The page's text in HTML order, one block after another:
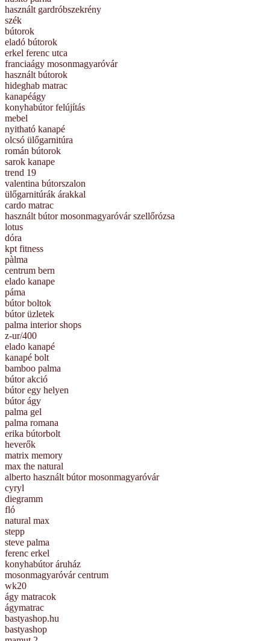
használt gardróbszekrény
szék
bútorok
eladó bútorok
erkel ferenc utca
franciaágy mosonmagyaróvár
használt bútorok
hideghab matrac
kanapéágy
konyhabútor felújítás
mebel
nyitható kanapé
olcsó ülőgarnitúra
román bútorok
sarok kanape
trend 19
valentina bútorszalon
ülőgarnitúrák árakkal
cardo matrac
használt bútor mosonmagyaróvár szellőrózsa
lotus
dóra
kpt fitness
pàlma
centrum bern
elado kanape
páma
bútor boltok
bútor üzletek
palma interior shops
z-ur/400
elado kanapé
kanapé bolt
bamboo palma
bútor akció
bútor egy helyen
bútor ágy
palma gel
palma romana
erika bútorbolt
heverők
matrix memory
max the natural
alberto használt bútor mosonmagyaróvár
cyryl
diegramm
fló
natural max
stepp
steve palma
ferenc erkel
konyhabútor áruház
mosonmagyaróvár centrum
wk20
ágy matracok
ágymatrac
bastyashop.hu
bastyashop